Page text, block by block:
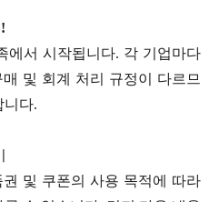
에서 시작됩니다. 각 기업마다
및 회계 처리 규정이 다르므
니다.
및 쿠폰의 사용 목적에 따라